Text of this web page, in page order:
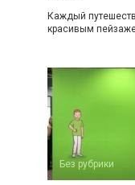
Каждый
красивым
Без рубрики